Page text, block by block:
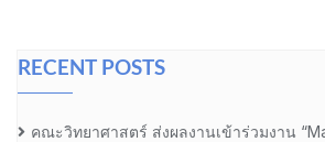
RECENT POSTS
คณะวิทยาศาสตร์ ส่งผลงานเข้าร่วมงาน